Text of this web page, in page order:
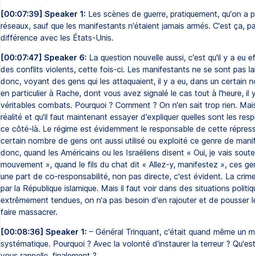
[00:07:39] Speaker 1: Les scènes de guerre, pratiquement, qu'on a
réseaux, sauf que les manifestants n'étaient jamais armés. C'est ça,
différence avec les États-Unis.
[00:07:47] Speaker 6: La question nouvelle aussi, c'est qu'il y a eu
des conflits violents, cette fois-ci. Les manifestants ne se sont pas
donc, voyant des gens qui les attaquaient, il y a eu, dans un certain
en particulier à Rache, dont vous avez signalé le cas tout à l'heure, il
véritables combats. Pourquoi ? Comment ? On n'en sait trop rien.
réalité et qu'il faut maintenant essayer d'expliquer quelles sont les
ce côté-là. Le régime est évidemment le responsable de cette
certain nombre de gens ont aussi utilisé ou exploité ce genre de
donc, quand les Américains ou les Israéliens disent « Oui, je vais
mouvement », quand le fils du chat dit « Allez-y, manifestez », ces
une part de co-responsabilité, non pas directe, c'est évident. La
par la République islamique. Mais il faut voir dans des situations
extrêmement tendues, on n'a pas besoin d'en rajouter et de pousser
faire massacrer.
[00:08:36] Speaker 1: – Général Trinquant, c'était quand même un
systématique. Pourquoi ? Avec la volonté d'instaurer la terreur ?